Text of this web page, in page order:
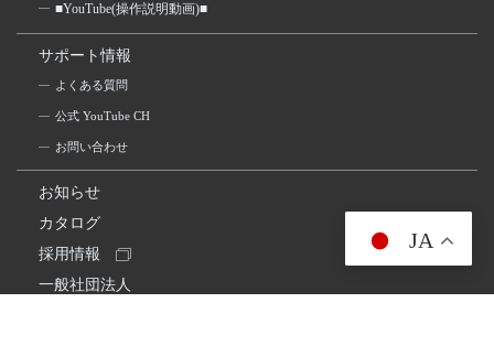
■YouTube(操作説明動画)■
サポート情報
よくある質問
公式 YouTube CH
お問い合わせ
お知らせ
カタログ
採用情報
一般社団法人
JA